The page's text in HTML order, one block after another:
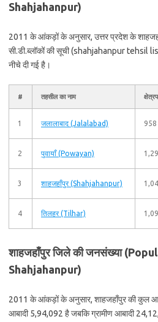
Shahjahanpur)
2011 के आंकड़ों के अनुसार, उत्तर प्रदेश के
सी.डी.ब्लॉकों की सूची (shahjahanpur tehsil
नीचे दी गई है।
# तहसील का नाम
1 जलालाबाद (Jalalabad) 958
2 पुवायाँ (Powayan)
3 शाहजहाँपुर (Shahjahanpur)
4 तिलहर (Tilhar)
शाहजहाँपुर जिले की जनसंख्या
Shahjahanpur)
2011 के आंकड़ों के अनुसार, शाहजहाँपुर की कुल
आबादी 5,94,092 है जबकि ग्रामीण आबादी